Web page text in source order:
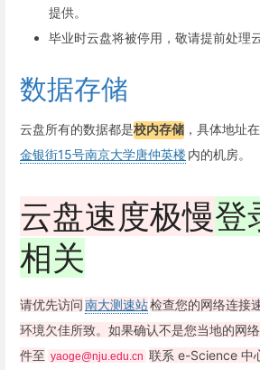
提供。
毕业时云盘将被停用，敬请提前处理
数据存储
云盘所有的数据都是校内存储 ，具体地址在
金银街15号南京大学唐仲英楼 内的机房。
云盘速度极慢登
相关
请优先访问南大测速站检查您的网络连接
环境欠佳所致。如果确认不是您当地的网
件至 yaoge@nju.edu.cn 联系 e-Science 中